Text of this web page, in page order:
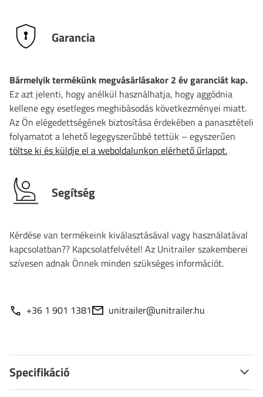
Garancia
Bármelyik termékünk megvásárlásakor 2 év garanciát kap.
Ez azt jelenti, hogy anélkül használhatja, hogy aggódnia
kellene egy esetleges meghibásodás következményei miatt.
Az Ön elégedettségének biztosítása érdekében a panasztételi
folyamatot a lehető legegyszerűbbé tettük – egyszerűen
töltse ki és küldje el a weboldalunkon elérhető űrlapot.
Segítség
Kérdése van termékeink kiválasztásával vagy használatával
kapcsolatban?? Kapcsolatfelvétel! Az Unitrailer szakemberei
szívesen adnak Önnek minden szükséges információt.
+36 1 901 1381 unitrailer@unitrailer.hu
Specifikáció